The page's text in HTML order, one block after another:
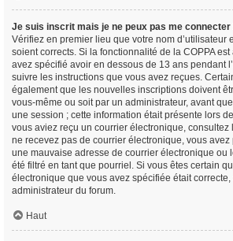
Je suis inscrit mais je ne peux pas me connecter
Vérifiez en premier lieu que votre nom d’utilisateur
soient corrects. Si la fonctionnalité de la COPPA
avez spécifié avoir en dessous de 13 ans pendant
suivre les instructions que vous avez reçues.
également que les nouvelles inscriptions doivent
vous-même ou soit par un administrateur, avant
une session ; cette information était présente lors
vous aviez reçu un courrier électronique, consultez
ne recevez pas de courrier électronique, vous
une mauvaise adresse de courrier électronique ou
été filtré en tant que pourriel. Si vous êtes certain
électronique que vous avez spécifiée était
administrateur du forum.
Haut